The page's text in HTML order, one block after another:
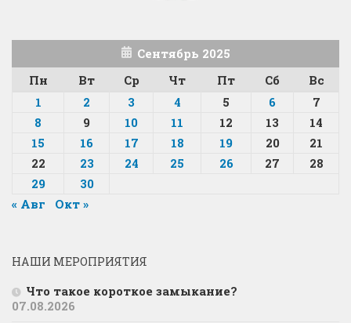
Сентябрь 2025
Пн
Вт Ср Чт Пт Сб
Вс
1
2 3 4 5 6
7
8
9 10 11 12 13
14
15
16 17 18 19 20
21
22
23 24 25 26 27
28
29
30
« Авг
Окт »
НАШИ МЕРОПРИЯТИЯ
Что такое короткое замыкание?
07.08.2026